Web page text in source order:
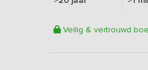
Veilig & vertrouwd